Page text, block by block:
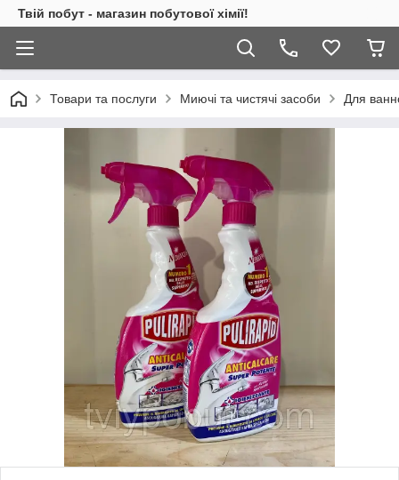
Твій побут - магазин побутової хімії!
Товари та послуги Миючі та чистячі засоби Для